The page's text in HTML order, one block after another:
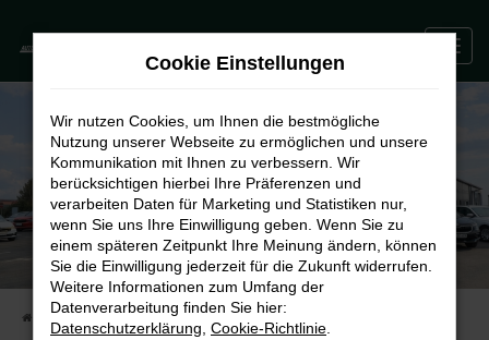
Zum
Hauptinhalt
STARTSEITE FAHRZEUGE UNSERE FAHRZEUGE
Cookie Einstellungen
Wir nutzen Cookies, um Ihnen die bestmögliche
Nutzung unserer Webseite zu ermöglichen und unsere
Kommunikation mit Ihnen zu verbessern. Wir
berücksichtigen hierbei Ihre Präferenzen und
verarbeiten Daten für Marketing und Statistiken nur,
wenn Sie uns Ihre Einwilligung geben. Wenn Sie zu
einem späteren Zeitpunkt Ihre Meinung ändern, können
Sie die Einwilligung jederzeit für die Zukunft widerrufen.
Weitere Informationen zum Umfang der
Datenverarbeitung finden Sie hier:
Datenschutzerklärung Cookie-Richtlinie